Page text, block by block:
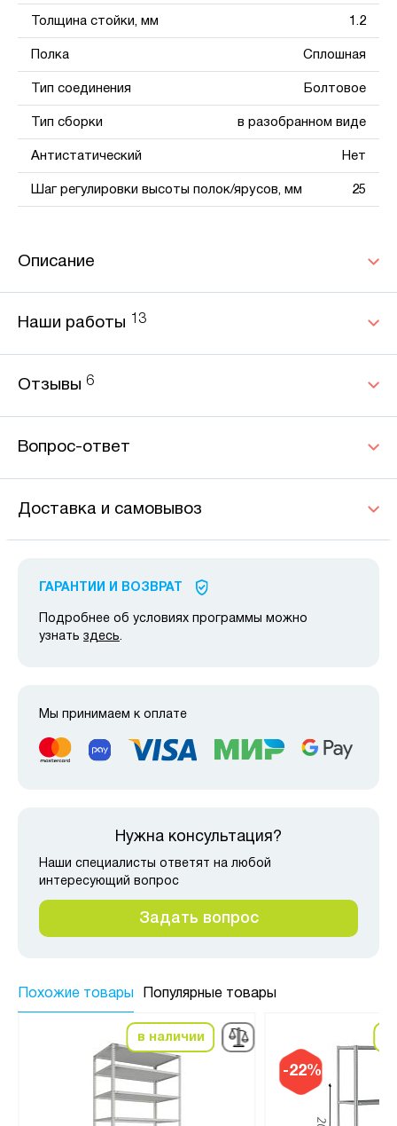
Толщина стойки, мм 1.2
Полка Сплошная
Тип соединения Болтовое
Тип сборки в разобранном виде
Антистатический Нет
Шаг регулировки высоты полок/ярусов, мм 25
Описание
Наши работы 13
Отзывы 6
Вопрос-ответ
Доставка и самовывоз
ГАРАНТИИ И ВОЗВРАТ
Подробнее об условиях программы можно
узнать здесь.
Мы принимаем к оплате
Нужна консультация?
Наши специалисты ответят на любой
интересующий вопрос
Задать вопрос
Похожие товары Популярные товары
в наличии
-22%